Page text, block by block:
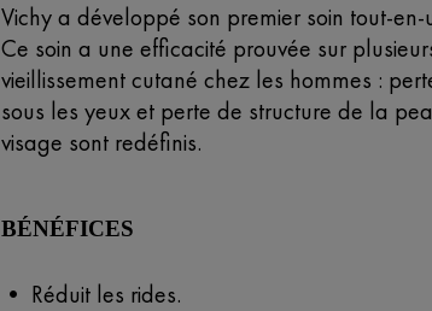
Vichy a développé son premier soin tout-
Ce soin a une efficacité prouvée sur
vieillissement cutané chez les hommes :
sous les yeux et perte de structure de la
visage sont redéfinis.
BÉNÉFICES
• Réduit les rides.